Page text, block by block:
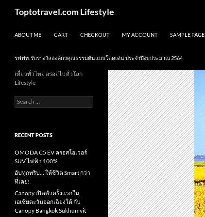
Toptotravel.com Lifestyle
ABOUT ME CART CHECKOUT MY ACCOUNT SAMPLE PAGE
รฟฟท. รับรางวัลองค์กรคุณธรรมต้นแบบโดดเด่น ประจำปีงบประมาณ 2564
เที่ยวทั่วไทย อร่อยไปทั่วโลก
Lifestyle
Search
for:
RECENT POSTS
OMODA C5 EV ครอสโอเวอร์
SUV ไฟฟ้า 100%
อัปทุกทริป… ให้ชีวิต Smart กว่า
ที่เคย!
Canopy เปิดตัวครั้งแรกใน
เอเชียตะวันออกเฉียงใต้ กับ
Canopy Bangkok Sukhumvit